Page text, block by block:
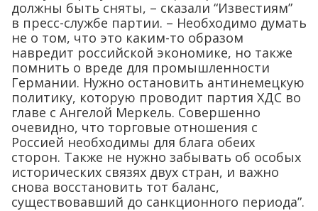
должны быть сняты, – сказали “Известиям”
в пресс-службе партии. – Необходимо думать
не о том, что это каким-то образом
навредит российской экономике, но также
помнить о вреде для промышленности
Германии. Нужно остановить антинемецкую
политику, которую проводит партия ХДС во
главе с Ангелой Меркель. Совершенно
очевидно, что торговые отношения с
Россией необходимы для блага обеих
сторон. Также не нужно забывать об особых
исторических связях двух стран, и важно
снова восстановить тот баланс,
существовавший до санкционного периода”.